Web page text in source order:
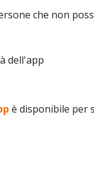
che non
è disponibile per